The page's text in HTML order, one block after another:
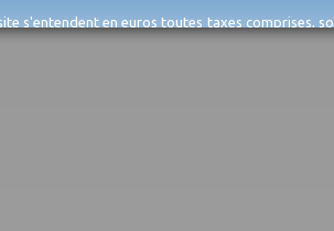
s'entendent en euros toutes taxes comprises,
épuisement du stock et/ou impossibilité de